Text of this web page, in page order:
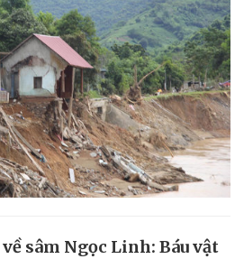
sâm Ngọc Linh: Báu vật